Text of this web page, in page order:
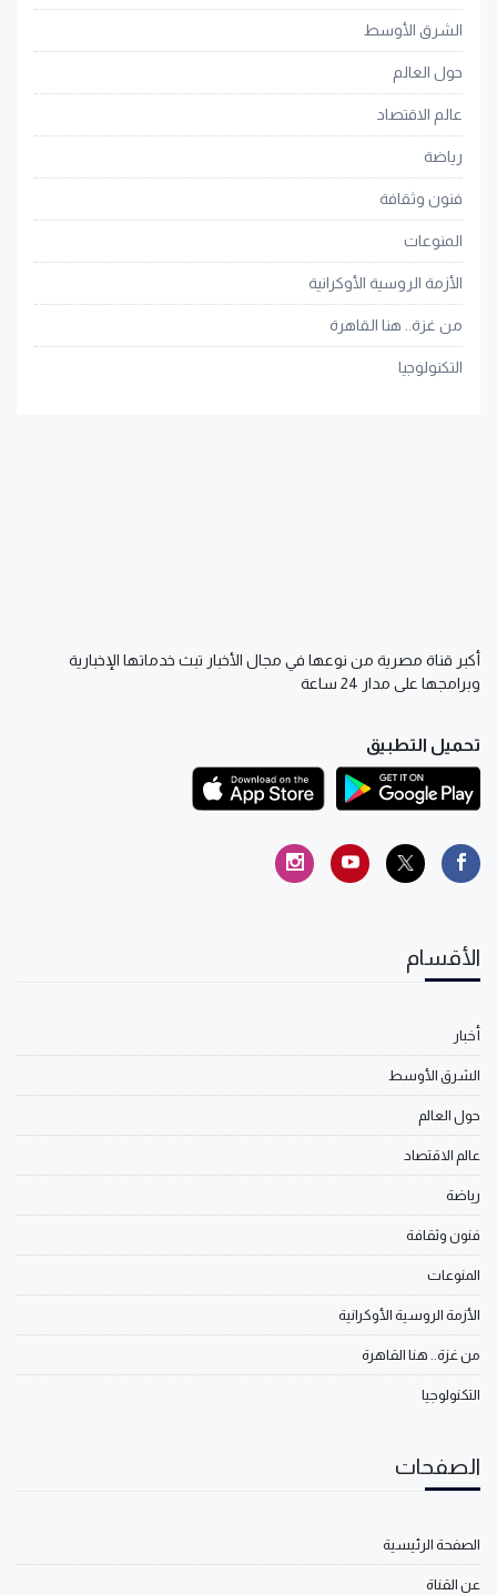
الشرق الأوسط
حول العالم
عالم الاقتصاد
رياضة
فنون وثقافة
المنوعات
الأزمة الروسية الأوكرانية
من غزة.. هنا القاهرة
التكنولوجيا
أكبر قناة مصرية من نوعها في مجال الأخبار تبث خدماتها الإخبارية
وبرامجها على مدار 24 ساعة
تحميل التطبيق
الأقسام
أخبار
الشرق الأوسط
حول العالم
عالم الاقتصاد
رياضة
فنون وثقافة
المنوعات
الأزمة الروسية الأوكرانية
من غزة.. هنا القاهرة
التكنولوجيا
الصفحات
الصفحة الرئيسية
عن القناة